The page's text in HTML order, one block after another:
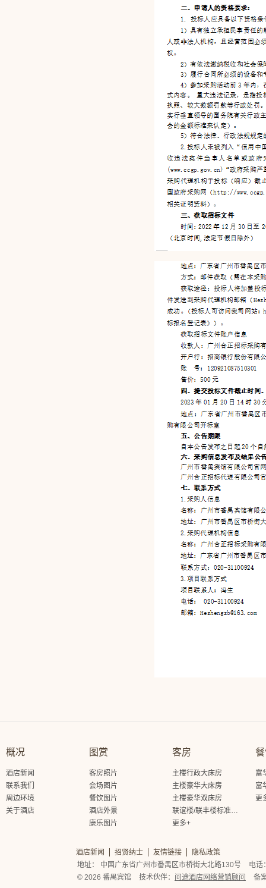
概况
酒店新闻
联系我们
周边环境
关于酒店
图赏
客房照片
会场图片
餐饮图片
酒店外景
康乐图片
客房
主楼行政大床房
主楼豪华大床房
主楼豪华双床房
联谊楼/联丰楼标准大床房
更多+
富
富
更
酒店新闻 招贤纳士 友情链接
隐私政策
地址： 中国广东省广州市番禺区市桥街大北路130号
电话
© 2026 番禺宾馆
技术伙伴： 问途酒店网络营销顾问 备